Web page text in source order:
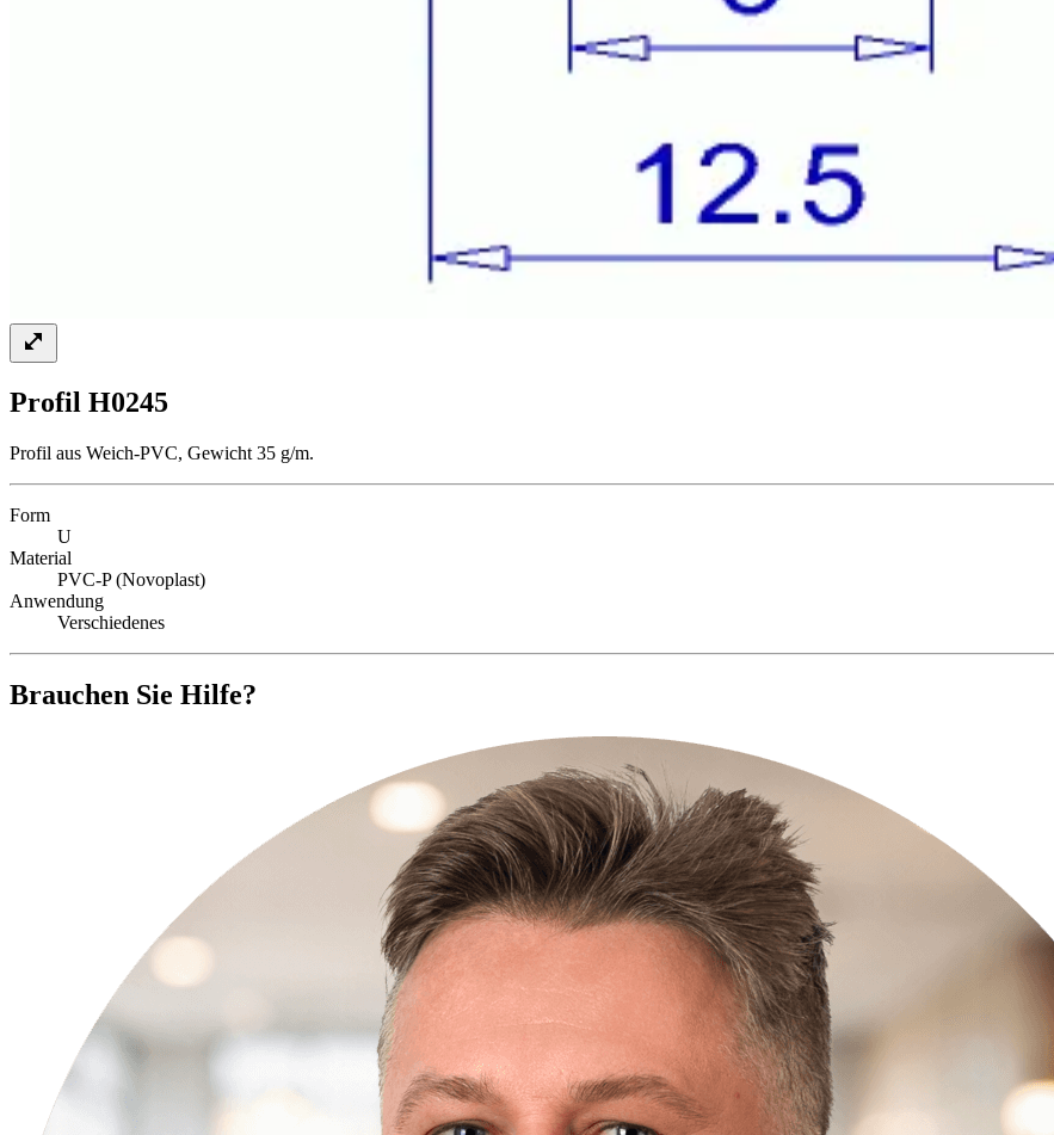
Profil H0245
Profil aus Weich-PVC, Gewicht 35 g/m.
Form
U
Material
PVC-P (Novoplast)
Anwendung
Verschiedenes
Brauchen Sie Hilfe?